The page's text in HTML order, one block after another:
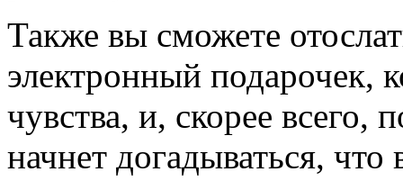
Также вы сможете
электронный подарочек,
чувства, и, скорее всего,
начнет догадываться,